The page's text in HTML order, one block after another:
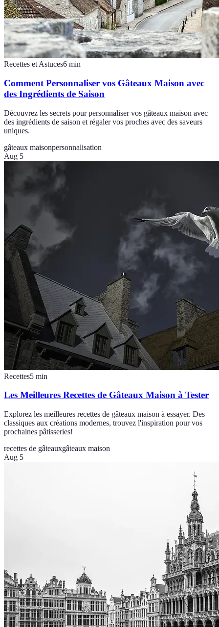
Recettes et Astuces6 min
Comment Personnaliser vos Gâteaux Maison avec
des Ingrédients de Saison
Découvrez les secrets pour personnaliser vos gâteaux maison avec
des ingrédients de saison et régaler vos proches avec des saveurs
uniques.
gâteaux maisonpersonnalisation
Aug 5
Recettes5 min
Les Meilleures Recettes de Gâteaux Maison à Tester
Explorez les meilleures recettes de gâteaux maison à essayer. Des
classiques aux créations modernes, trouvez l'inspiration pour vos
prochaines pâtisseries!
recettes de gâteauxgâteaux maison
Aug 5